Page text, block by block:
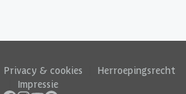
Privacy & cookies
Herroepingsrecht
Impressie